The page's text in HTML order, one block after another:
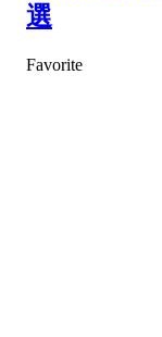
選
Favorite